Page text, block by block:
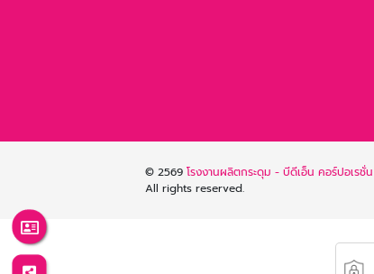
© 2569โรงงานผลิตกระดุม - บีดีเอ็น คอร์ปอเรชั่น
All rights reserved.